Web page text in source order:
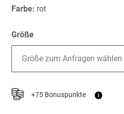
springen
Farbe: rot
Größe
Größe zum Anfragen wählen
+75 Bonuspunkte i